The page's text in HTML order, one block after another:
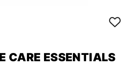
CARE ESSENTIALS